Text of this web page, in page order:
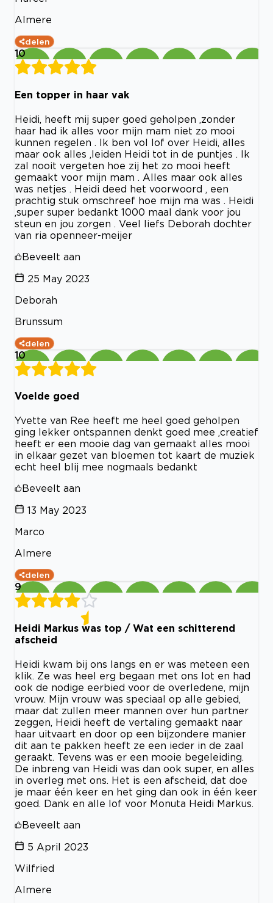
Almere
delen
10
Een topper in haar vak
Heidi, heeft mij super goed geholpen ,zonder
haar had ik alles voor mijn mam niet zo mooi
kunnen regelen . Ik ben vol lof over Heidi, alles
maar ook alles ,leiden Heidi tot in de puntjes . Ik
zal nooit vergeten hoe zij het zo mooi heeft
gemaakt voor mijn mam . Alles maar ook alles
was netjes . Heidi deed het voorwoord , een
prachtig stuk omschreef hoe mijn ma was . Heidi
,super super bedankt 1000 maal dank voor jou
steun en jou zorgen . Veel liefs Deborah dochter
van ria openneer-meijer
Beveelt aan
25 May 2023
Deborah
Brunssum
delen
10
Voelde goed
Yvette van Ree heeft me heel goed geholpen
ging lekker ontspannen denkt goed mee ,creatief
heeft er een mooie dag van gemaakt alles mooi
in elkaar gezet van bloemen tot kaart de muziek
echt heel blij mee nogmaals bedankt
Beveelt aan
13 May 2023
Marco
Almere
delen
9
Heidi Markus was top / Wat een schitterend
afscheid
Heidi kwam bij ons langs en er was meteen een
klik. Ze was heel erg begaan met ons lot en had
ook de nodige eerbied voor de overledene, mijn
vrouw. Mijn vrouw was speciaal op alle gebied,
maar dat zullen meer mannen over hun partner
zeggen, Heidi heeft de vertaling gemaakt naar
haar uitvaart en door op een bijzondere manier
dit aan te pakken heeft ze een ieder in de zaal
geraakt. Tevens was er een mooie begeleiding.
De inbreng van Heidi was dan ook super, en alles
in overleg met ons. Het is een afscheid, dat doe
je maar één keer en het ging dan ook in één keer
goed. Dank en alle lof voor Monuta Heidi Markus.
Beveelt aan
5 April 2023
Wilfried
Almere